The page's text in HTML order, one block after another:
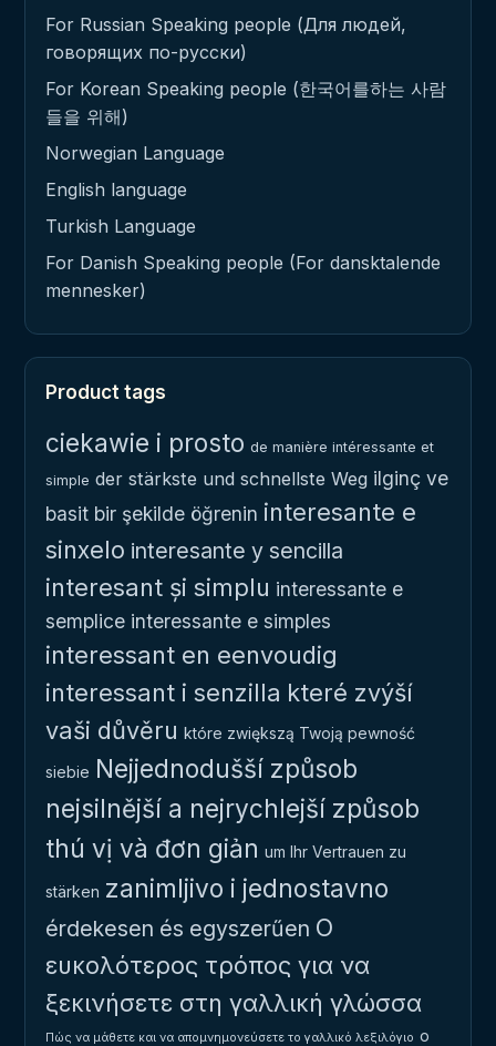
For Russian Speaking people (Для людей,
говорящих по-русски)
For Korean Speaking people (한국어를하는 사람
들을 위해)
Norwegian Language
English language
Turkish Language
For Danish Speaking people (For dansktalende
mennesker)
Product tags
ciekawie i prosto de manière intéressante et
simple der stärkste und schnellste Weg ilginç ve
basit bir şekilde öğrenin interesante e
sinxelo interesante y sencilla
interesant și simplu interessante e
semplice interessante e simples
interessant en eenvoudig
interessant i senzilla které zvýší
vaši důvěru które zwiększą Twoją pewność
siebie Nejjednodušší způsob
nejsilnější a nejrychlejší způsob
thú vị và đơn giản um Ihr Vertrauen zu
stärken zanimljivo i jednostavno
érdekesen és egyszerűen Ο
ευκολότερος τρόπος για να
ξεκινήσετε στη γαλλική γλώσσα
Πώς να μάθετε και να απομνημονεύσετε το γαλλικό λεξιλόγιο ο